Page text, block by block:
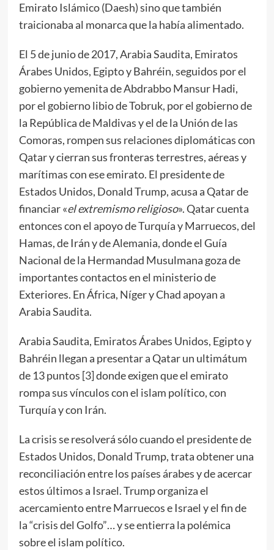
Emirato Islámico (Daesh) sino que también
traicionaba al monarca que la había alimentado.
El 5 de junio de 2017, Arabia Saudita, Emiratos
Árabes Unidos, Egipto y Bahréin, seguidos por el
gobierno yemenita de Abdrabbo Mansur Hadi,
por el gobierno libio de Tobruk, por el gobierno de
la República de Maldivas y el de la Unión de las
Comoras, rompen sus relaciones diplomáticas con
Qatar y cierran sus fronteras terrestres, aéreas y
marítimas con ese emirato. El presidente de
Estados Unidos, Donald Trump, acusa a Qatar de
financiar «el extremismo religioso». Qatar cuenta
entonces con el apoyo de Turquía y Marruecos, del
Hamas, de Irán y de Alemania, donde el Guía
Nacional de la Hermandad Musulmana goza de
importantes contactos en el ministerio de
Exteriores. En África, Níger y Chad apoyan a
Arabia Saudita.
Arabia Saudita, Emiratos Árabes Unidos, Egipto y
Bahréin llegan a presentar a Qatar un ultimátum
de 13 puntos [3] donde exigen que el emirato
rompa sus vínculos con el islam político, con
Turquía y con Irán.
La crisis se resolverá sólo cuando el presidente de
Estados Unidos, Donald Trump, trata obtener una
reconciliación entre los países árabes y de acercar
estos últimos a Israel. Trump organiza el
acercamiento entre Marruecos e Israel y el fin de
la “crisis del Golfo”… y se entierra la polémica
sobre el islam político.